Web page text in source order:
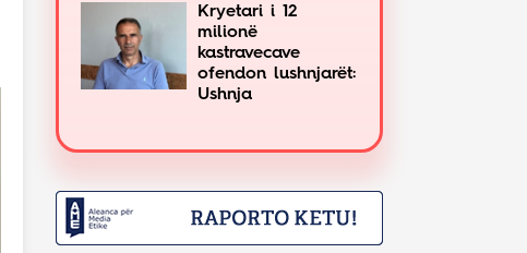
Kryetari i 12
milionë
kastravecave
ofendon lushnjarët:
Ushnja